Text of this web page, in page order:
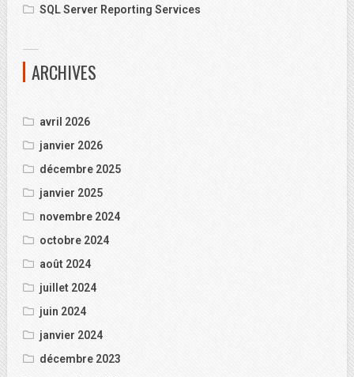
SQL Server Reporting Services
ARCHIVES
avril 2026
janvier 2026
décembre 2025
janvier 2025
novembre 2024
octobre 2024
août 2024
juillet 2024
juin 2024
janvier 2024
décembre 2023